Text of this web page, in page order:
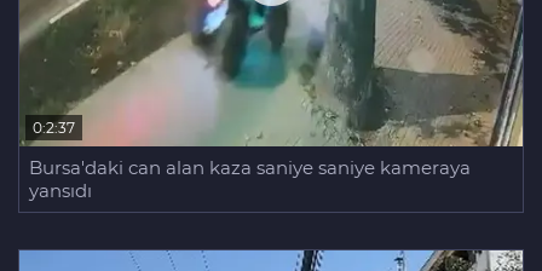
0:2:37
Bursa'daki can alan kaza saniye saniye kameraya
yansıdı